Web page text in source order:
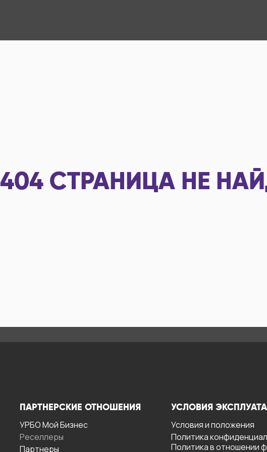
404 СТРАНИЦА НЕ
ПАРТНЕРСКИЕ ОТНОШЕНИЯ
УРБО Мой Бизнес
Реселлеры
Партнеры
УСЛОВИЯ
Условия и положения
Политика
Политика в отношении